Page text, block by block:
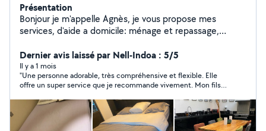
Présentation
Bonjour je m'appelle Agnès, je vous propose mes
services, d'aide a domicile: ménage et repassage,
garde d'enfants Je suis une personne sérieuse,
responsable et respectueuse. Cordialement
Dernier avis laissé par Nell-Indoa : 5/5
Il y a 1 mois
"Une personne adorable, très compréhensive et flexible. Elle
offre un super service que je recommande vivement. Mon fils